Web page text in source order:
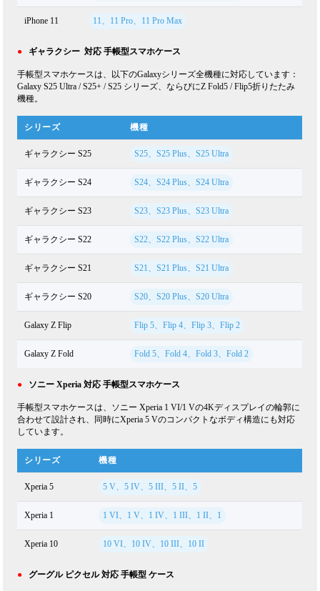
iPhone 11 11、11 Pro、11 Pro Max
● ギャラクシー 対応 手帳型スマホケース
手帳型スマホケースは、以下のGalaxyシリーズ全機種に対応しています：
Galaxy S25 Ultra / S25+ / S25 シリーズ、ならびにZ Fold5 / Flip5折りたたみ
機種。
シリーズ 機種
ギャラクシー S25 S25、S25 Plus、S25 Ultra
ギャラクシー S24 S24、S24 Plus、S24 Ultra
ギャラクシー S23 S23、S23 Plus、S23 Ultra
ギャラクシー S22 S22、S22 Plus、S22 Ultra
ギャラクシー S21 S21、S21 Plus、S21 Ultra
ギャラクシー S20 S20、S20 Plus、S20 Ultra
Galaxy Z Flip Flip 5、Flip 4、Flip 3、Flip 2
Galaxy Z Fold Fold 5、Fold 4、Fold 3、Fold 2
● ソニー Xperia 対応 手帳型スマホケース
手帳型スマホケースは、ソニー Xperia 1 VI/1 Vの4Kディスプレイの輪郭に
合わせて設計され、同時にXperia 5 Vのコンパクトなボディ構造にも対応
しています。
シリーズ 機種
Xperia 5 5 V、5 IV、5 III、5 II、5
Xperia 1 1 VI、1 V、1 IV、1 III、1 II、1
Xperia 10 10 VI、10 IV、10 III、10 II
● グーグル ピクセル 対応 手帳型 ケース